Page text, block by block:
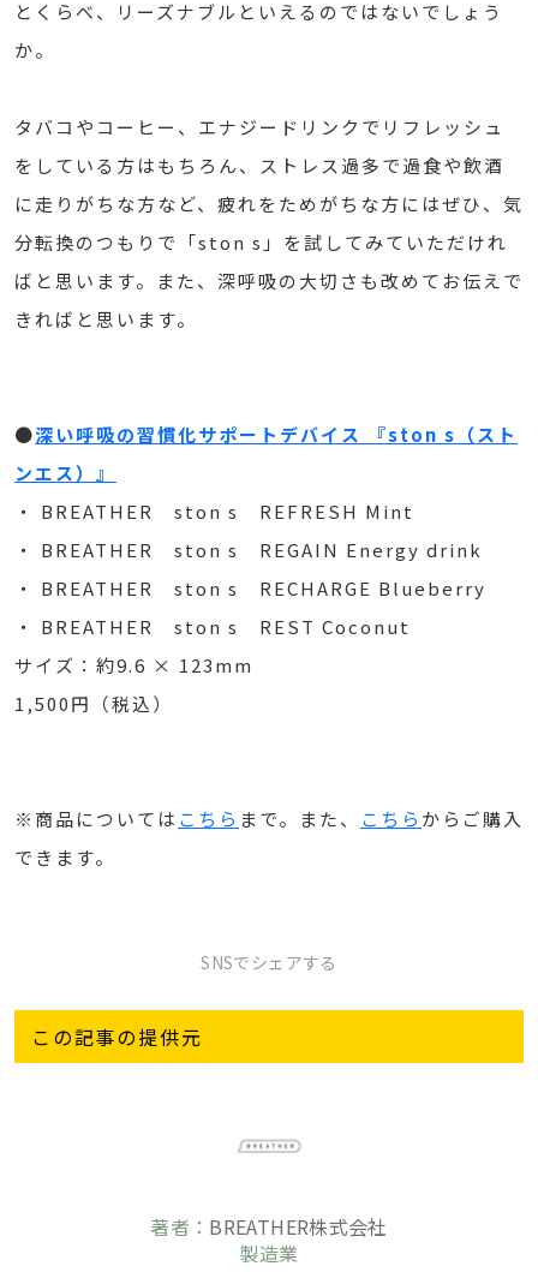
とくらべ、リーズナブルといえるのではないでしょう
か。
タバコやコーヒー、エナジードリンクでリフレッシュ
をしている方はもちろん、ストレス過多で過食や飲酒
に走りがちな方など、疲れをためがちな方にはぜひ、気
分転換のつもりで「ston s」を試してみていただけれ
ばと思います。また、深呼吸の大切さも改めてお伝えで
きればと思います。
●深い呼吸の習慣化サポートデバイス 『ston s（スト
ンエス）』
・ BREATHER ston s REFRESH Mint
・ BREATHER ston s REGAIN Energy drink
・ BREATHER ston s RECHARGE Blueberry
・ BREATHER ston s REST Coconut
サイズ：約9.6 × 123mm
1,500円（税込）
※商品については こちら まで。また、 こちら からご購入
できます。
SNSでシェアする
この記事の提供元
著者： BREATHER株式会社
製造業